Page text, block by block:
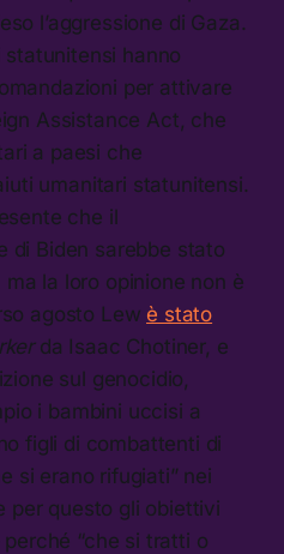
l’aggressione di Gaza.
statunitensi hanno
per attivare
Assistance Act, che
a paesi che
umanitari statunitensi.
che il
di Biden sarebbe stato
la loro opinione non è
agosto Lew è stato
da Isaac Chotiner, e
sul genocidio,
i bambini uccisi a
figli di combattenti di
si erano rifugiati” nei
per questo gli obiettivi
“che si tratti o